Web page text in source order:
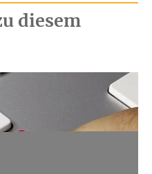
diesem